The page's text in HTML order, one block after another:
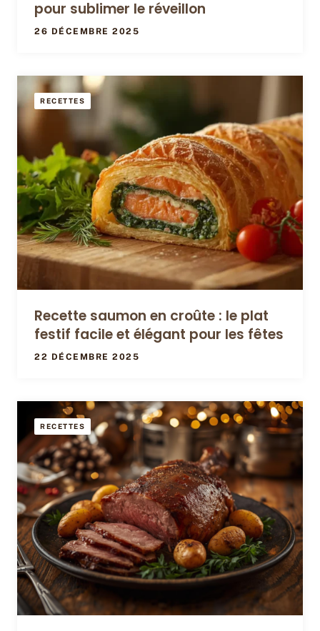
pour sublimer le réveillon
26 DÉCEMBRE 2025
RECETTES
Recette saumon en croûte : le plat
festif facile et élégant pour les fêtes
22 DÉCEMBRE 2025
RECETTES